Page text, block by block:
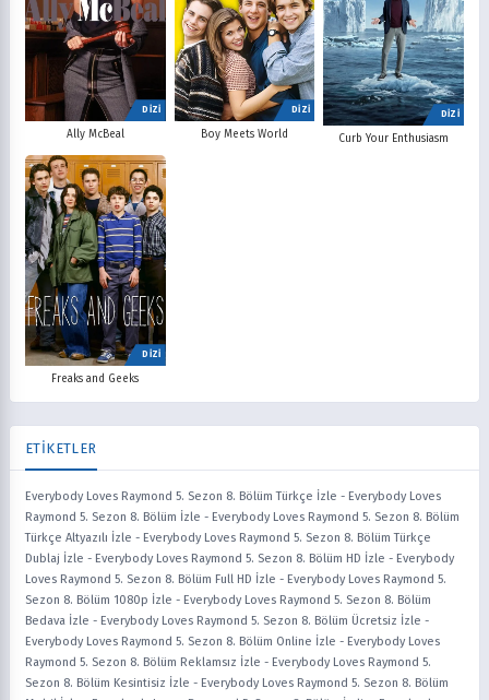
DİZİ
Ally McBeal
DİZİ
Boy Meets World
DİZİ
Curb Your Enthusiasm
DİZİ
Freaks and Geeks
ETİKETLER
Everybody Loves Raymond 5. Sezon 8. Bölüm Türkçe İzle - Everybody Loves
Raymond 5. Sezon 8. Bölüm İzle - Everybody Loves Raymond 5. Sezon 8. Bölüm
Türkçe Altyazılı İzle - Everybody Loves Raymond 5. Sezon 8. Bölüm Türkçe
Dublaj İzle - Everybody Loves Raymond 5. Sezon 8. Bölüm HD İzle - Everybody
Loves Raymond 5. Sezon 8. Bölüm Full HD İzle - Everybody Loves Raymond 5.
Sezon 8. Bölüm 1080p İzle - Everybody Loves Raymond 5. Sezon 8. Bölüm
Bedava İzle - Everybody Loves Raymond 5. Sezon 8. Bölüm Ücretsiz İzle -
Everybody Loves Raymond 5. Sezon 8. Bölüm Online İzle - Everybody Loves
Raymond 5. Sezon 8. Bölüm Reklamsız İzle - Everybody Loves Raymond 5.
Sezon 8. Bölüm Kesintisiz İzle - Everybody Loves Raymond 5. Sezon 8. Bölüm